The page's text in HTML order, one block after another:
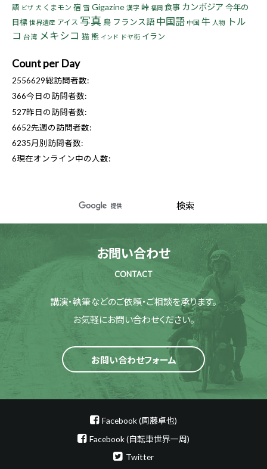
語 ビザ 犬 くまモン 宿 雪 Gigazine 漢字 峠 福岡 食事 カンボジア 今年の
目標 世界遺産 アイス 写真 鳥 フランス語 中国語 中国 牛 人物
トル
コ 台湾 メキシコ 猫熊 インド ドヤ街 イラン
Count per Day
2556629総訪問者数:
366今日の訪問者数:
527昨日の訪問者数:
6652先週の訪問者数:
6235月別訪問者数:
6現在オンライン中の人数:
お問い合わせ
CONTACT
講演・執筆などのご依頼・ご相談を承ります。
お気軽にお問い合わせください。
お問い合わせフォーム
Facebook (周藤卓也)
Facebook (自転車世界一周)
Twitter